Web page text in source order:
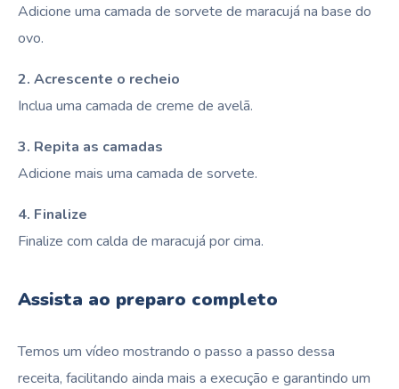
Adicione uma camada de sorvete de maracujá na base do
ovo.
2. Acrescente o recheio
Inclua uma camada de creme de avelã.
3. Repita as camadas
Adicione mais uma camada de sorvete.
4. Finalize
Finalize com calda de maracujá por cima.
Assista ao preparo completo
Temos um vídeo mostrando o passo a passo dessa
receita, facilitando ainda mais a execução e garantindo um